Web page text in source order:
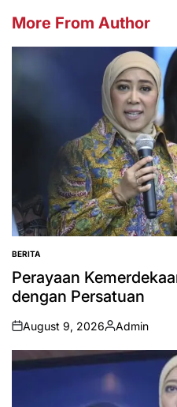
More From Author
POSTED
IN
BERITA
Perayaan
dengan Persatuan
on
August 9, 2026
Posted
by
Admin